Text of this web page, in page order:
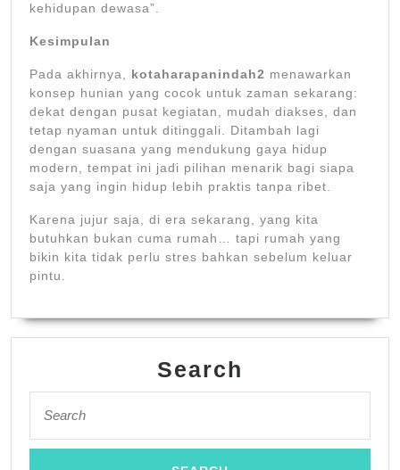
kehidupan dewasa”.
Kesimpulan
Pada akhirnya, kotaharapanindah2 menawarkan
konsep hunian yang cocok untuk zaman sekarang:
dekat dengan pusat kegiatan, mudah diakses, dan
tetap nyaman untuk ditinggali. Ditambah lagi
dengan suasana yang mendukung gaya hidup
modern, tempat ini jadi pilihan menarik bagi siapa
saja yang ingin hidup lebih praktis tanpa ribet.
Karena jujur saja, di era sekarang, yang kita
butuhkan bukan cuma rumah… tapi rumah yang
bikin kita tidak perlu stres bahkan sebelum keluar
pintu.
Search
for: